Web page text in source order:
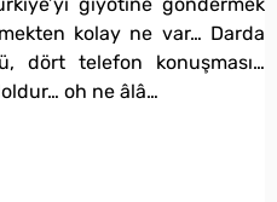
kolay ne var… Darda
dört telefon konuşması…
oh ne âlâ…